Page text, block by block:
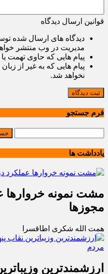
قوانین ارسال دیدگاه
دیدگاه های ارسال شده
مدیریت در وب منتشر
پیام هایی که حاوی تهمت
پیام هایی که به غیر از
نخواهد شد.
ثبت دیدگاه
فرم جستجو
یادداشت ها
مشت نمونه خروارها
مجوزها
همت الله شکری اطاقسرا
ارزشمندترین